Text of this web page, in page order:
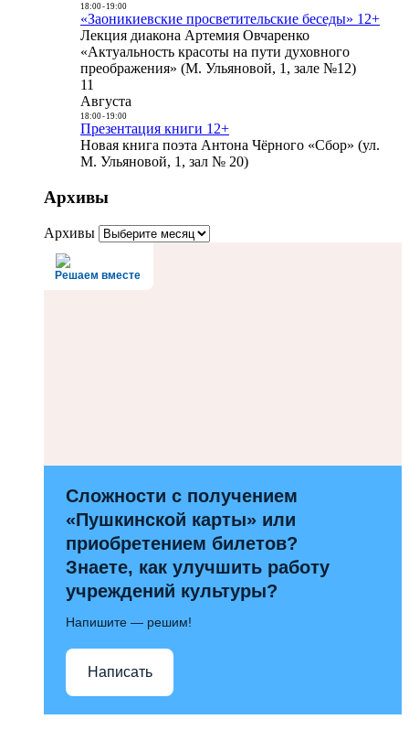
18:00- 19:00
«Заоникиевские просветительские беседы» 12+
Лекция диакона Артемия Овчаренко
«Актуальность красоты на пути духовного
преображения» (М. Ульяновой, 1, зале №12)
11
Августа
18:00- 19:00
Презентация книги 12+
Новая книга поэта Антона Чёрного «Сбор» (ул.
М. Ульяновой, 1, зал № 20)
Архивы
Архивы
Решаем вместе
Сложности с получением
«Пушкинской карты» или
приобретением билетов?
Знаете, как улучшить работу
учреждений культуры?
Напишите — решим!
Написать